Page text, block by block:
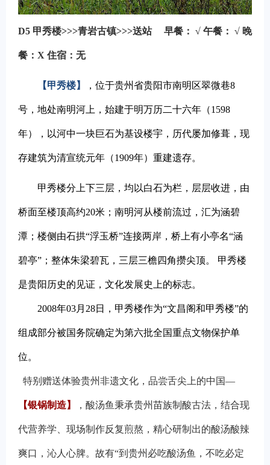
D5 甲秀楼>>>青岩古镇>>>送站 早餐： √ 午餐： √ 晚
餐：X 住宿：无
【甲秀楼】 ，位于贵州省贵阳市南明区翠微巷8
号，地处南明河上，始建于明万历二十六年（1598
年），以河中一块巨石为基设楼宇，历代屡加修葺，现
存建筑为清宣统元年（1909年）重建遗存。
甲秀楼分上下三层，均以白石为栏，层层收进，由
桥面至楼顶高约20米；南明河从楼前流过，汇为涵碧
潭；楼侧由石拱“浮玉桥”连接两岸，桥上有小亭名“涵
碧亭”；整体朱梁碧瓦，三层三檐四角攒尖顶。 甲秀楼
是贵阳历史的见证，文化发展史上的标志。
2008年03月28日，甲秀楼作为“文昌阁和甲秀楼”的
组成部分被国务院确定为第六批全国重点文物保护单
位。
特别赠送体验贵州非遗文化，品尝舌尖上的中国—
【银锅制造】 ，酸汤鱼秉承贵州苗族制酸古法，结合现
代营养学、现场制作反复煎熬，精心研制出的酸汤酸辣
爽口，沁人心脾。故有“到贵州必吃酸汤鱼，不吃必定